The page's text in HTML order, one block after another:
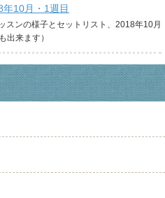
10月・1週目
スンの様子とセットリスト、2018年10月
出来ます）